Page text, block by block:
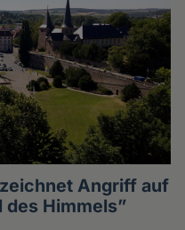
Angriff auf
des Himmels”